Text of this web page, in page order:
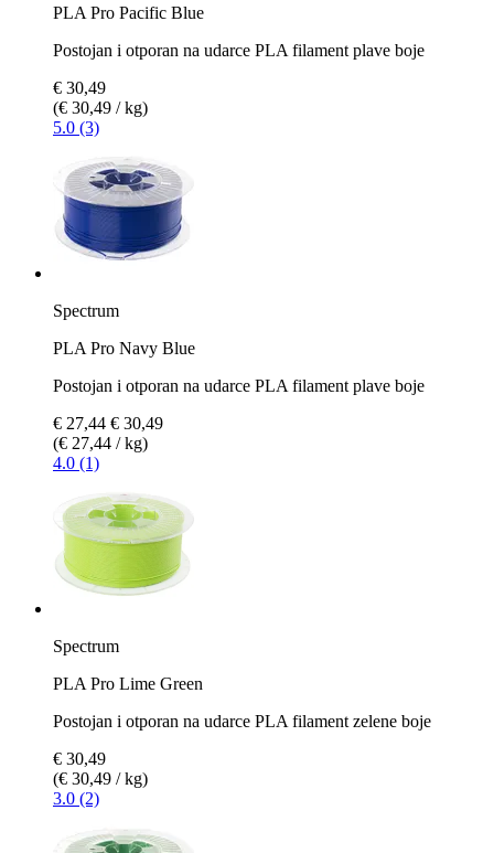
PLA Pro Pacific Blue
Postojan i otporan na udarce PLA filament plave boje
€ 30,49
(€ 30,49 / kg)
5.0 (3)
Spectrum
PLA Pro Navy Blue
Postojan i otporan na udarce PLA filament plave boje
€ 27,44 € 30,49
(€ 27,44 / kg)
4.0 (1)
Spectrum
PLA Pro Lime Green
Postojan i otporan na udarce PLA filament zelene boje
€ 30,49
(€ 30,49 / kg)
3.0 (2)